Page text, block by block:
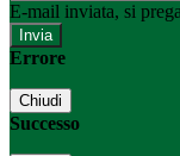
E-mail inviata, si
Errore
Chiudi
Successo